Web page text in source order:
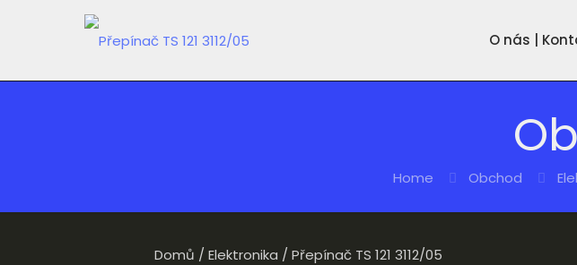
O nás |
Home Obchod
Domů / Elektronika / Přepínač TS 121 3112/05